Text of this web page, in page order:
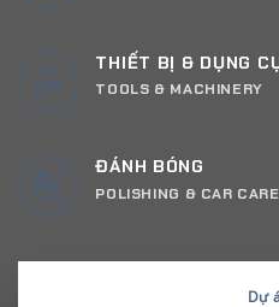
THIẾT BỊ & DỤNG
TOOLS & MACHINERY
ĐÁNH BÓNG
POLISHING & CAR CARE
Dự